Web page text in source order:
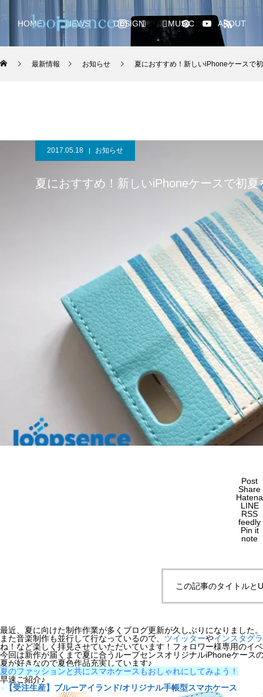
HOME NEWS DESIGN MUSIC ABOUT
最新情報 お知らせ 夏におすすめ！新しいiPhoneケースで
2017.05.18 お知らせ
夏におすすめ！新しいiPhoneケースで初
Post
Share
Hatena
LINE
RSS
feedly
Pin it
note
この記事のタイトルと
最近、夏に向けた制作作業が多くブログ更新が久しぶりになりました。
また音楽制作も並行して行なっているので、 ツイッターやインスタグ
ね！など楽しく拝見させていただいています！フォロワー様専用のイ
今回は新作が届くまで夏に合うループセンスオリジナルiPhoneケース
夏が好きなので夏色作品充実しています♪
夏のファッションと共にスマホケースもおしゃれにしてみよう！
早速ご紹介♪
● 【受注生産】ブルーアイランド/オリジナル手帳型スマホケース